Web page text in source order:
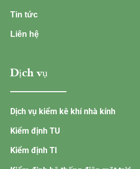
Tin tức
Liên hệ
Dịch vụ
Dịch vụ kiểm kê khí nhà kính
Kiểm định TU
Kiểm định TI